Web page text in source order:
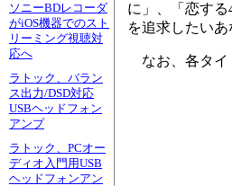
ソニーBDレコーダ
がiOS機器でのスト
リーミング視聴対
応へ
ラトック、バラン
ス出力/DSD対応
USBヘッドフォン
アンプ
ラトック、PCオー
ディオ入門用USB
ヘッドフォンアン
に」、「恋す
を追求したい
なお、各タイ